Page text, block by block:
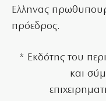
Ελληνας
πρόεδρος.
* Εκδότης του
και